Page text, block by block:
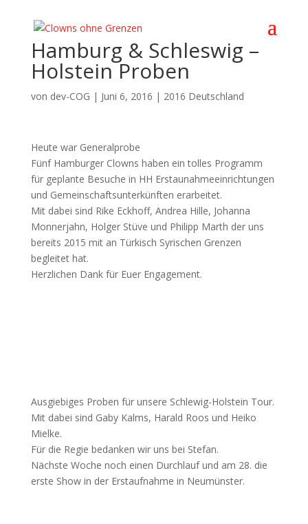
Hamburg & Schleswig –
Holstein Proben
von dev-COG | Juni 6, 2016 | 2016 Deutschland
Heute war Generalprobe
Fünf Hamburger Clowns haben ein tolles Programm
für geplante Besuche in HH Erstaunahmeeinrichtungen
und Gemeinschaftsunterkünften erarbeitet.
Mit dabei sind Rike Eckhoff, Andrea Hille, Johanna
Monnerjahn, Holger Stüve und Philipp Marth der uns
bereits 2015 mit an Türkisch Syrischen Grenzen
begleitet hat.
Herzlichen Dank für Euer Engagement.
Ausgiebiges Proben für unsere Schlewig-Holstein Tour.
Mit dabei sind Gaby Kalms, Harald Roos und Heiko
Mielke.
Für die Regie bedanken wir uns bei Stefan.
Nächste Woche noch einen Durchlauf und am 28. die
erste Show in der Erstaufnahme in Neumünster.